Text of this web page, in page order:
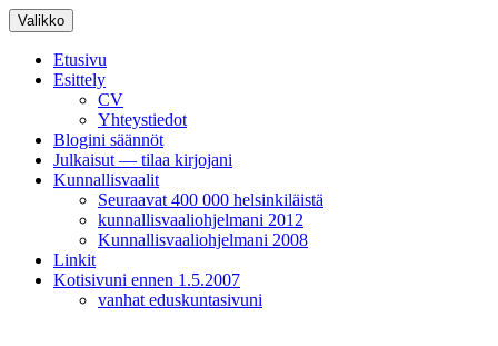
Siirry
sisältöön
Valikko
Etusivu
Esittely
CV
Yhteystiedot
Blogini säännöt
Julkaisut — tilaa kirjojani
Kunnallisvaalit
Seuraavat 400 000 helsinkiläistä
kunnallisvaaliohjelmani 2012
Kunnallisvaaliohjelmani 2008
Linkit
Kotisivuni ennen 1.5.2007
vanhat eduskuntasivuni